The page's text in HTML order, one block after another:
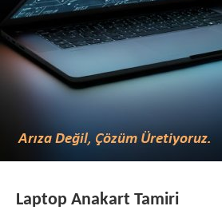
Laptop Anakart Tamiri